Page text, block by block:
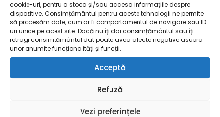
cookie-uri, pentru a stoca și/sau accesa informațiile despre
dispozitive. Consimțământul pentru aceste tehnologii ne permite
să procesăm date, cum ar fi comportamentul de navigare sau ID-
uri unice pe acest site. Dacă nu îți dai consimțământul sau îți
retragi consimțământul dat poate avea afecte negative asupra
unor anumite funcționalități și funcții.
Acceptă
Refuză
Vezi preferințele